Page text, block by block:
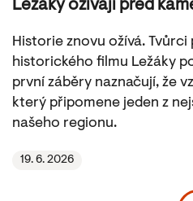
Ležáky ožívají před
Historie znovu ožívá. Tvůrci
historického filmu Ležáky
první záběry naznačují, že
který připomene jeden z
našeho regionu.
19. 6. 2026